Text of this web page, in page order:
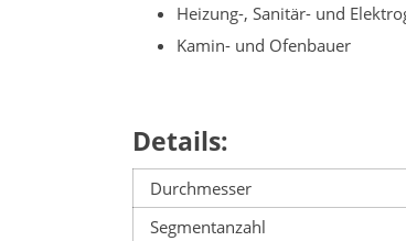
Heizung-, Sanitär- und
Kamin- und Ofenbauer
Details:
Durchmesser
Segmentanzahl